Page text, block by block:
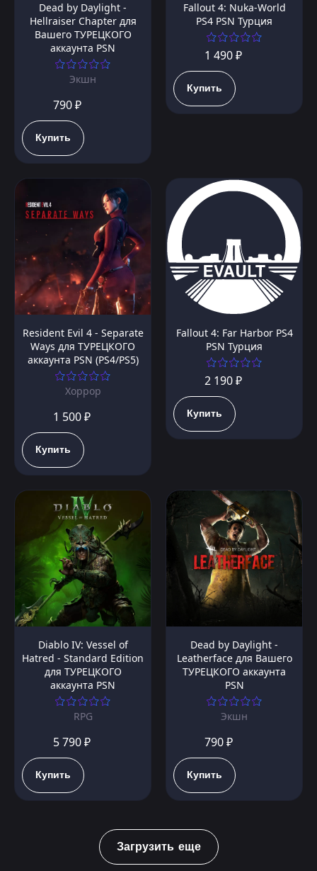
Dead by Daylight -
Hellraiser Chapter для
Вашего ТУРЕЦКОГО
аккаунта PSN
Экшн
790 ₽
Купить
Fallout 4: Nuka-World
PS4 PSN Турция
1 490 ₽
Купить
Resident Evil 4 - Separate
Ways для ТУРЕЦКОГО
аккаунта PSN (PS4/PS5)
Хоррор
1 500 ₽
Купить
Fallout 4: Far Harbor PS4
PSN Турция
2 190 ₽
Купить
Diablo IV: Vessel of
Hatred - Standard Edition
для ТУРЕЦКОГО
аккаунта PSN
RPG
5 790 ₽
Купить
Dead by Daylight -
Leatherface для Вашего
ТУРЕЦКОГО аккаунта
PSN
Экшн
790 ₽
Купить
Загрузить еще